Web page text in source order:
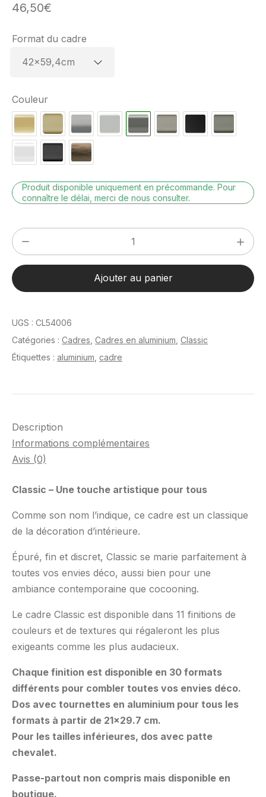
46,50€
Format du cadre
Couleur
Produit disponible uniquement en précommande. Pour
connaître le délai, merci de nous consulter.
quantité
de
Classic
Gris
42
x
59,4
Ajouter au panier
UGS : CL54006
Catégories : Cadres Cadres en aluminium Classic
Étiquettes : aluminium cadre
Description
Informations complémentaires
Avis (0)
Classic – Une touche artistique pour tous
Comme son nom l’indique, ce cadre est un classique
de la décoration d’intérieure.
Épuré, fin et discret, Classic se marie parfaitement à
toutes vos envies déco, aussi bien pour une
ambiance contemporaine que cocooning.
Le cadre Classic est disponible dans 11 finitions de
couleurs et de textures qui régaleront les plus
exigeants comme les plus audacieux.
Chaque finition est disponible en 30 formats
différents pour combler toutes vos envies déco.
Dos avec tournettes en aluminium pour tous les
formats à partir de 21×29.7 cm.
Pour les tailles inférieures, dos avec patte
chevalet.
Passe-partout non compris mais disponible en
boutique.